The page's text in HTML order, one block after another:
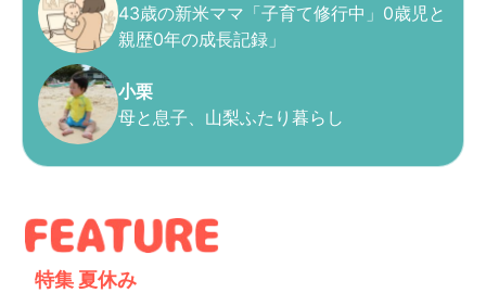
43歳の新米ママ「子育て修行中」0歳児と
親歴0年の成長記録」
小栗
母と息子、山梨ふたり暮らし
特集 夏休み